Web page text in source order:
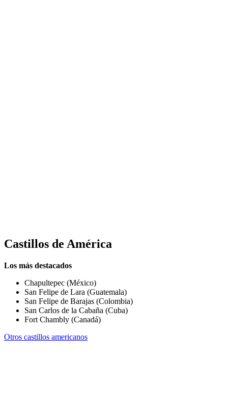
Castillos de América
Los más destacados
Chapultepec (México)
San Felipe de Lara (Guatemala)
San Felipe de Barajas (Colombia)
San Carlos de la Cabaña (Cuba)
Fort Chambly (Canadá)
Otros castillos americanos